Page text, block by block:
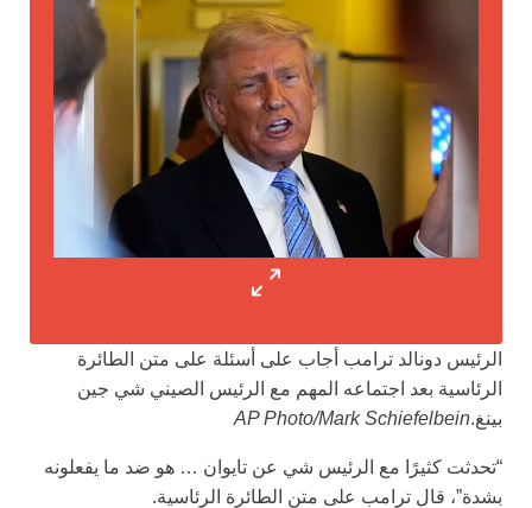
الرئيس دونالد ترامب أجاب على أسئلة على متن الطائرة
الرئاسية بعد اجتماعه المهم مع الرئيس الصيني شي جين
بينغ.AP Photo/Mark Schiefelbein
“تحدثت كثيرًا مع الرئيس شي عن تايوان … هو ضد ما يفعلونه
بشدة”، قال ترامب على متن الطائرة الرئاسية.